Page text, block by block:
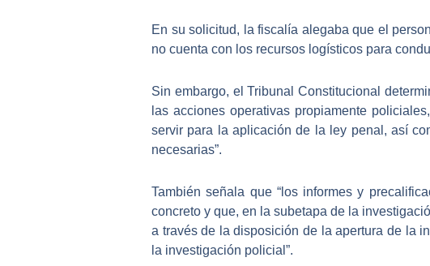
En su solicitud, la fiscalía alegaba que el
no cuenta con los recursos logísticos para
Sin embargo, el Tribunal Constitucional
las acciones operativas propiamente policiales
servir para la aplicación de la ley penal, así
necesarias”.
También señala que “los informes y
concreto y que, en la subetapa de la
a través de la disposición de laapertura de la
la investigación policial”.